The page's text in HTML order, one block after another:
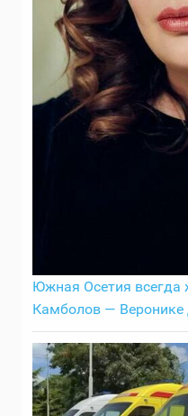
Южная Осетия всегда
Камболов —